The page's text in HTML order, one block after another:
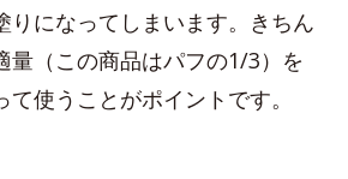
りになってしまいます。きちん
量（この商品はパフの1/3）を
て使うことがポイントです。